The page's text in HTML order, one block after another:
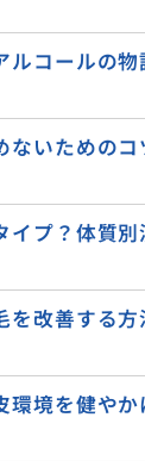
ルコールの物
ないためのコ
イプ？体質別
を改善する方
環境を健やか